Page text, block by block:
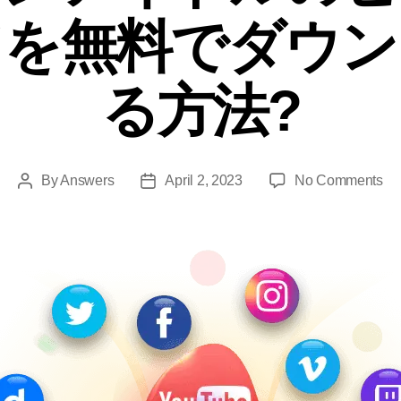
無料でダウ
る方法?
ByAnswers April 2, 2023 No Comments